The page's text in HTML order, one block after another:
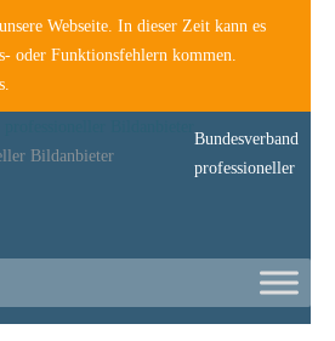
Webseite. In dieser Zeit kann es
oder Funktionsfehlern kommen.
Bildanbieter
Bundesverband
professioneller